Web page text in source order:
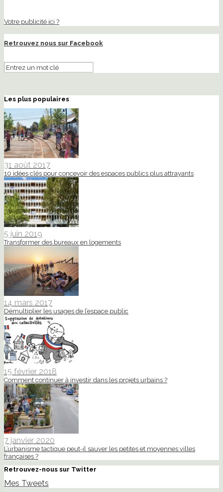
Votre publicité ici ?
Retrouvez nous sur Facebook
Les plus populaires
31 août 2017
10 idées clés pour concevoir des espaces publics plus attrayants
5 juin 2019
Transformer des bureaux en logements
14 mars 2017
Démultiplier les usages de l’espace public
15 février 2018
Comment continuer à investir dans les projets urbains ?
7 janvier 2020
L’urbanisme tactique peut-il sauver les petites et moyennes villes
françaises ?
Retrouvez-nous sur Twitter
Mes Tweets